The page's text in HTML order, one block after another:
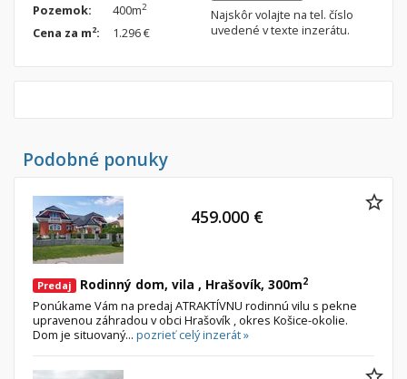
Pozemok: 400m2
Cena za m2: 1.296 €
Najskôr volajte na tel. číslo
uvedené v texte inzerátu.
Podobné ponuky
Predaj Rodinný dom, vila , Hrašovík, 300m2
Ponúkame Vám na predaj ATRAKTÍVNU rodinnú vilu s pekne
upravenou záhradou v obci Hrašovík , okres Košice-okolie.
Dom je situovaný... pozrieť celý inzerát »
459.000 €